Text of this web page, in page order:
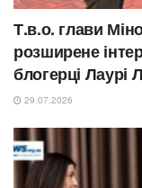
Т.в.о. глави
розширене
блогерці Лаурі
29.07.2026